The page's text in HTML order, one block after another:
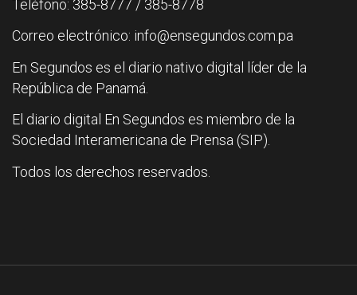
Teléfono: 385-8777 / 385-8778
Correo electrónico: info@ensegundos.com.pa
En Segundos es el diario nativo digital líder de la
República de Panamá.
El diario digital En Segundos es miembro de la
Sociedad Interamericana de Prensa (SIP).
Todos los derechos reservados.